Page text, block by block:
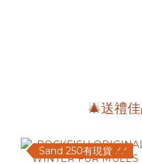
🎄送禮
Sand 250有現貨 .ᐟ.ᐟ